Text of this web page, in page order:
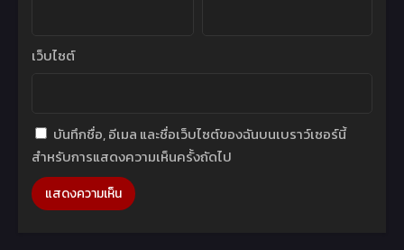
เว็บไซต์
บันทึกชื่อ, อีเมล และชื่อเว็บไซต์ของฉันบนเบราว์เซอร์นี้
สำหรับการแสดงความเห็นครั้งถัดไป